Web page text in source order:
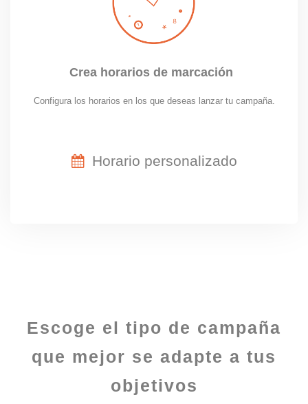
Crea horarios de marcación
Configura los horarios en los que deseas lanzar tu campaña.
Horario personalizado
Escoge el tipo de campaña
que mejor se adapte a tus
objetivos